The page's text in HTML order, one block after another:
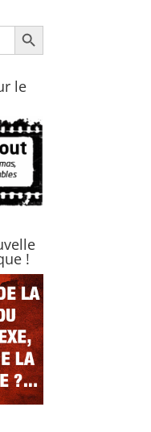
Search Button
le
!